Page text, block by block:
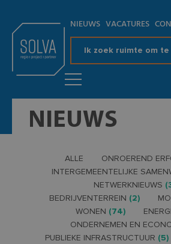
NIEUWS VACATURES
Ik zoek ruimte om
NIEUWS
ALLE ONROEREND
INTERGEMEENTELIJKE
NETWERKNIEUWS
BEDRIJVENTERREIN (2)
WONEN (74)
ONDERNEMEN EN
PUBLIEKE INFRASTRUCTUUR (5)